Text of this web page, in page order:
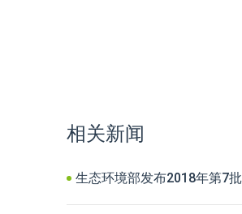
相关新闻
生态环境部发布2018年第7